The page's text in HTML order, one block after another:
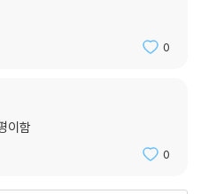
0
이함
0